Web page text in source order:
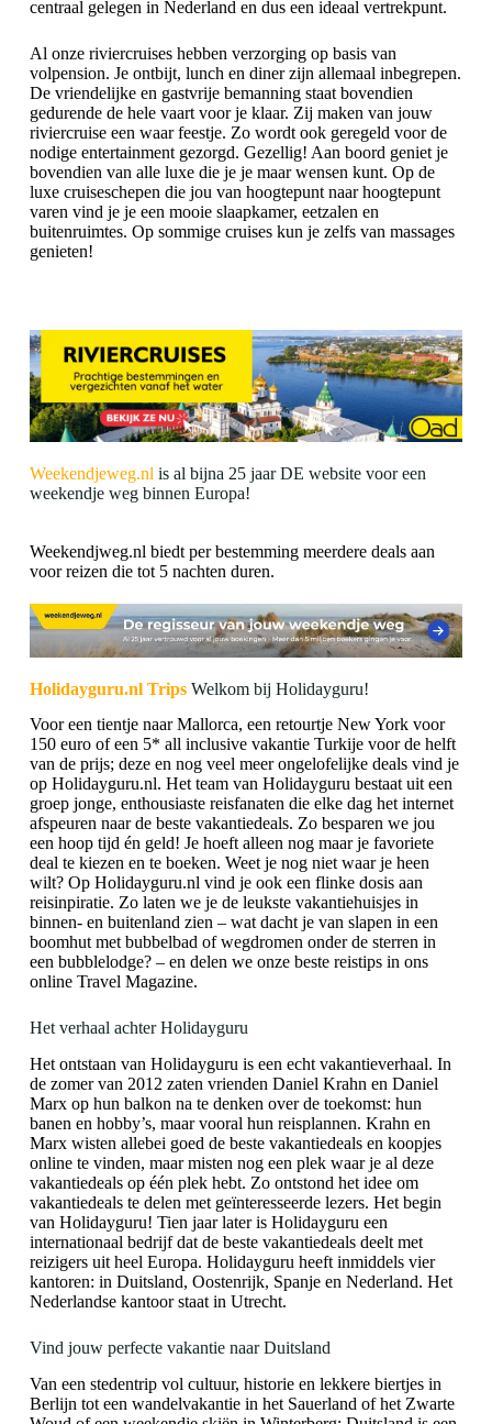
centraal gelegen in Nederland en dus een ideaal vertrekpunt.
Al onze riviercruises hebben verzorging op basis van
volpension. Je ontbijt, lunch en diner zijn allemaal inbegrepen.
De vriendelijke en gastvrije bemanning staat bovendien
gedurende de hele vaart voor je klaar. Zij maken van jouw
riviercruise een waar feestje. Zo wordt ook geregeld voor de
nodige entertainment gezorgd. Gezellig! Aan boord geniet je
bovendien van alle luxe die je je maar wensen kunt. Op de
luxe cruiseschepen die jou van hoogtepunt naar hoogtepunt
varen vind je je een mooie slaapkamer, eetzalen en
buitenruimtes. Op sommige cruises kun je zelfs van massages
genieten!
Weekendjeweg.nl is al bijna 25 jaar DE website voor een
weekendje weg binnen Europa!
Weekendjweg.nl biedt per bestemming meerdere deals aan
voor reizen die tot 5 nachten duren.
Holidayguru.nl TripsWelkom bij Holidayguru!
Voor een tientje naar Mallorca, een retourtje New York voor
150 euro of een 5* all inclusive vakantie Turkije voor de helft
van de prijs; deze en nog veel meer ongelofelijke deals vind je
op Holidayguru.nl. Het team van Holidayguru bestaat uit een
groep jonge, enthousiaste reisfanaten die elke dag het internet
afspeuren naar de beste vakantiedeals. Zo besparen we jou
een hoop tijd én geld! Je hoeft alleen nog maar je favoriete
deal te kiezen en te boeken. Weet je nog niet waar je heen
wilt? Op Holidayguru.nl vind je ook een flinke dosis aan
reisinpiratie. Zo laten we je de leukste vakantiehuisjes in
binnen- en buitenland zien – wat dacht je van slapen in een
boomhut met bubbelbad of wegdromen onder de sterren in
een bubblelodge? – en delen we onze beste reistips in ons
online Travel Magazine.
Het verhaal achter Holidayguru
Het ontstaan van Holidayguru is een echt vakantieverhaal. In
de zomer van 2012 zaten vrienden Daniel Krahn en Daniel
Marx op hun balkon na te denken over de toekomst: hun
banen en hobby’s, maar vooral hun reisplannen. Krahn en
Marx wisten allebei goed de beste vakantiedeals en koopjes
online te vinden, maar misten nog een plek waar je al deze
vakantiedeals op één plek hebt. Zo ontstond het idee om
vakantiedeals te delen met geïnteresseerde lezers. Het begin
van Holidayguru! Tien jaar later is Holidayguru een
internationaal bedrijf dat de beste vakantiedeals deelt met
reizigers uit heel Europa. Holidayguru heeft inmiddels vier
kantoren: in Duitsland, Oostenrijk, Spanje en Nederland. Het
Nederlandse kantoor staat in Utrecht.
Vind jouw perfecte vakantie naar Duitsland
Van een stedentrip vol cultuur, historie en lekkere biertjes in
Berlijn tot een wandelvakantie in het Sauerland of het Zwarte